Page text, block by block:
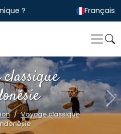
? Français
classique
Voyage classique